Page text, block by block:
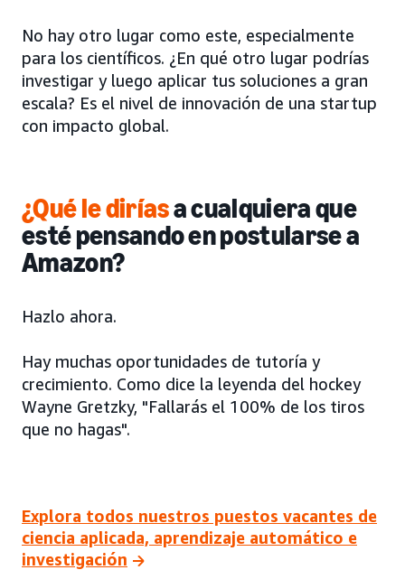
No hay otro lugar como este, especialmente
para los científicos. ¿En qué otro lugar podrías
investigar y luego aplicar tus soluciones a gran
escala? Es el nivel de innovación de una startup
con impacto global.
¿Qué le diríasa cualquiera que
esté pensando en postularse a
Amazon?
Hazlo ahora.
Hay muchas oportunidades de tutoría y
crecimiento. Como dice la leyenda del hockey
Wayne Gretzky, "Fallarás el 100% de los tiros
que no hagas".
Explora todos nuestros puestos vacantes de
ciencia aplicada, aprendizaje automático e
investigación